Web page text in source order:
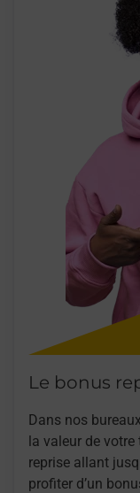
Le bonus
Dans nos
la valeur de votre
reprise allant
profiter d’un